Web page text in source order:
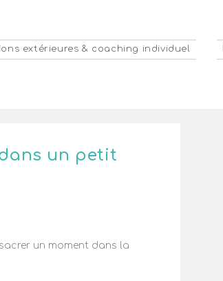
extérieures & coaching individuel
un petit
un moment dans la